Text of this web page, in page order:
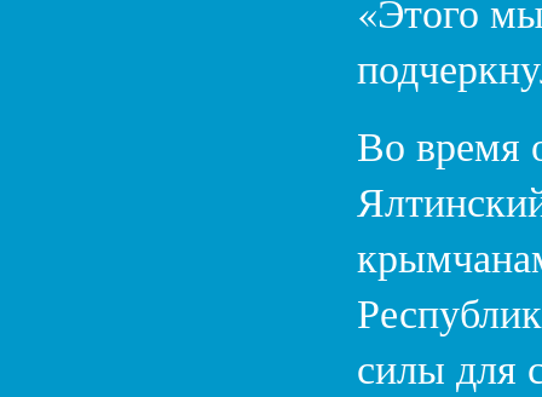
«Этого
Во время
силы для